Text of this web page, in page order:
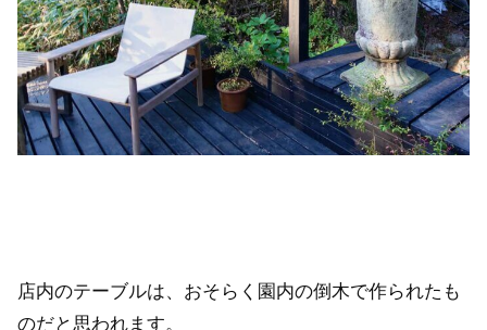
店内のテーブルは、おそらく園内の倒木で作られたも
のだと思われます。